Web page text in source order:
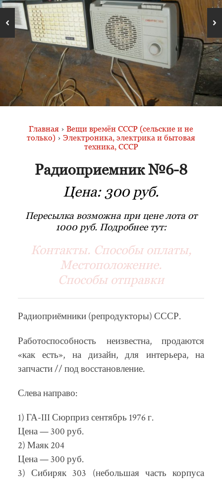
Главная › Вещи времён СССР (сельские и не
только) › Электроника, электрика и бытовая
техника, СССР
Радиоприемник №6-8
Цена: 300 руб.
Пересылка возможна при цене лота от
1000 руб. Подробнее тут:
Контакты. Способы оплаты,
Местоположение.
Способы отправки
Радиоприёмники (репродукторы) СССР.
Работоспособность неизвестна, продаются
«как есть», на дизайн, для интерьера, на
запчасти // под восстановление.
Слева направо:
1) ГА-III Сюрприз сентябрь 1976 г.
Цена — 300 руб.
2) Маяк 204
Цена — 300 руб.
3) Сибиряк 303 (небольшая часть корпуса